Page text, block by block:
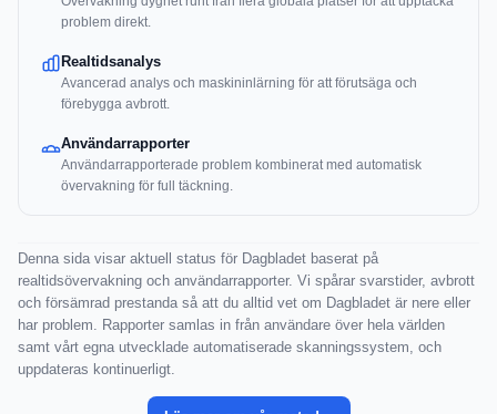
problem direkt.
Realtidsanalys
Avancerad analys och maskininlärning för att förutsäga och
förebygga avbrott.
Användarrapporter
Användarrapporterade problem kombinerat med automatisk
övervakning för full täckning.
Denna sida visar aktuell status för Dagbladet baserat på
realtidsövervakning och användarrapporter. Vi spårar svarstider, avbrott
och försämrad prestanda så att du alltid vet om Dagbladet är nere eller
har problem. Rapporter samlas in från användare över hela världen
samt vårt egna utvecklade automatiserade skanningssystem, och
uppdateras kontinuerligt.